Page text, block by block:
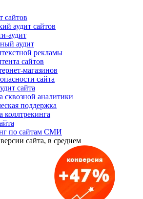
сайтов
аудит сайтов
аудит
аудит
рекламы
сайтов
магазинов
сайта
сайта
сквозной аналитики
поддержка
коллтрекинга
по сайтам СМИ
сайта, в среднем